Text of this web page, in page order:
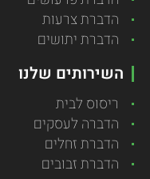
הדברת צרעות
הדברת יתושים
השירותים שלנו
ריסוס לבית
הדברה לעסקים
הדברת זחלים
הדברת זבובים